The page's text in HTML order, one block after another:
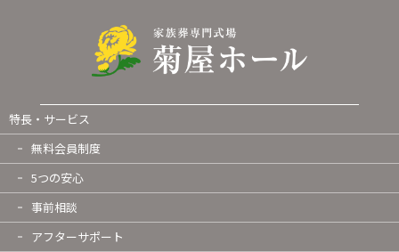
特長・サービス
無料会員制度
5つの安心
事前相談
アフターサポート